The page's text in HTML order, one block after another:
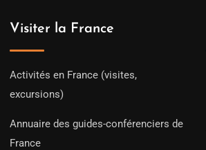
Visiter la France
Activités en France (visites,
excursions)
Annuaire des guides-conférenciers de
France